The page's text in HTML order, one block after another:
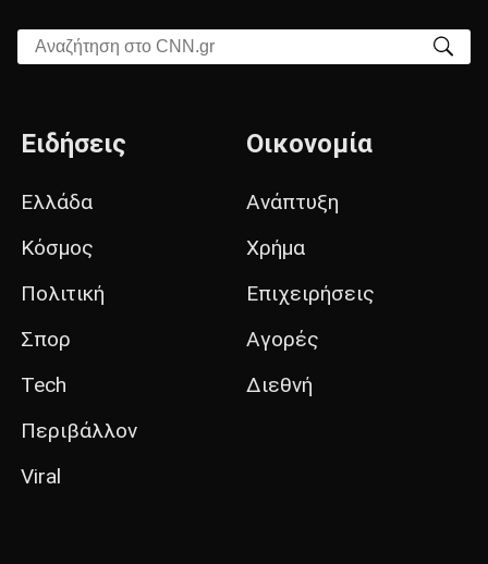
Αναζήτηση στο CNN.gr
Ειδήσεις
Ελλάδα
Κόσμος
Πολιτική
Σπορ
Tech
Περιβάλλον
Viral
Οικονομία
Ανάπτυξη
Χρήμα
Επιχειρήσεις
Αγορές
Διεθνή